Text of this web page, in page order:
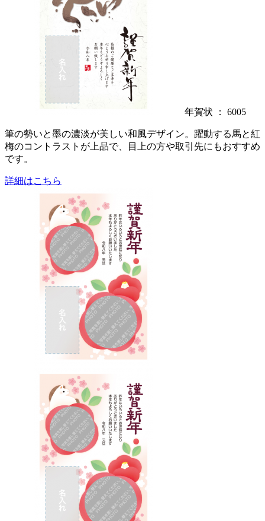
年賀状 ： 6005
筆の勢いと墨の濃淡が美しい和風デザイン。躍動する馬と紅
梅のコントラストが上品で、目上の方や取引先にもおすすめ
です。
詳細はこちら